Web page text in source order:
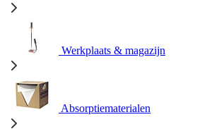
Werkplaats & magazijn
Absorptiematerialen